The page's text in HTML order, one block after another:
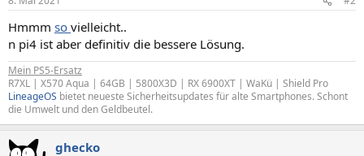
Hmmm so vielleicht..
n pi4 ist aber definitiv die bessere Lösung.
Mein PS5-Ersatz
R7XL | X570 Aqua | 64GB | 5800X3D | RX 6900XT | WaKü | Shield Pro
LineageOS bietet neueste Sicherheitsupdates für alte Smartphones. Schont
die Umwelt und den Geldbeutel.
ghecko